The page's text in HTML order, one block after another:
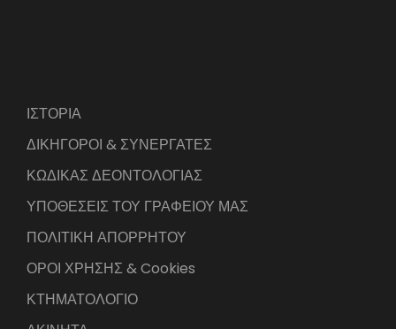
ΙΣΤΟΡΙΑ
ΔΙΚΗΓΟΡΟΙ & ΣΥΝΕΡΓΑΤΕΣ
ΚΩΔΙΚΑΣ ΔΕΟΝΤΟΛΟΓΙΑΣ
ΥΠΟΘΕΣΕΙΣ ΤΟΥ ΓΡΑΦΕΙΟΥ ΜΑΣ
ΠΟΛΙΤΙΚΗ ΑΠΟΡΡΗΤΟΥ
ΟΡΟΙ ΧΡΗΣΗΣ & Cookies
ΚΤΗΜΑΤΟΛΟΓΙΟ